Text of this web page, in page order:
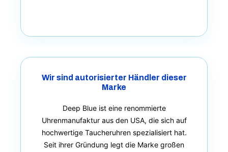
Wir sind autorisierter Händler dieser
Marke
Deep Blue ist eine renommierte
Uhrenmanufaktur aus den USA, die sich auf
hochwertige Taucheruhren spezialisiert hat.
Seit ihrer Gründung legt die Marke großen